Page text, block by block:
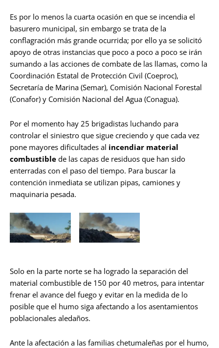
Es por lo menos la cuarta ocasión en que se incendia el
basurero municipal, sin embargo se trata de la
conflagración más grande ocurrida; por ello ya se solicitó
apoyo de otras instancias que poco a poco a poco se irán
sumando a las acciones de combate de las llamas, como la
Coordinación Estatal de Protección Civil (Coeproc),
Secretaría de Marina (Semar), Comisión Nacional Forestal
(Conafor) y Comisión Nacional del Agua (Conagua).
Por el momento hay 25 brigadistas luchando para
controlar el siniestro que sigue creciendo y que cada vez
pone mayores dificultades al incendiar material
combustible de las capas de residuos que han sido
enterradas con el paso del tiempo. Para buscar la
contención inmediata se utilizan pipas, camiones y
maquinaria pesada.
Solo en la parte norte se ha logrado la separación del
material combustible de 150 por 40 metros, para intentar
frenar el avance del fuego y evitar en la medida de lo
posible que el humo siga afectando a los asentamientos
poblacionales aledaños.
Ante la afectación a las familias chetumaleñas por el humo,